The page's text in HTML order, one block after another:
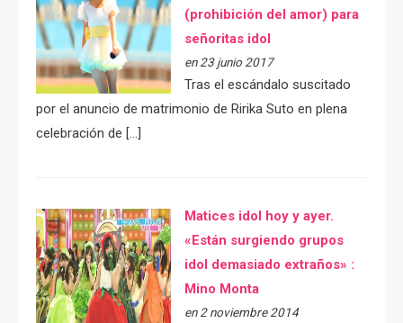
(prohibición del amor) para
señoritas idol
en 23 junio 2017
Tras el escándalo suscitado
por el anuncio de matrimonio de Ririka Suto en plena
celebración de […]
Matices idol hoy y ayer.
«Están surgiendo grupos
idol demasiado extraños» :
Mino Monta
en 2 noviembre 2014